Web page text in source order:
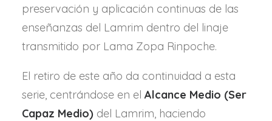
preservación y aplicación continuas de las
enseñanzas del Lamrim dentro del linaje
transmitido por Lama Zopa Rinpoche.
El retiro de este año da continuidad a esta
serie, centrándose en el Alcance Medio (Ser
Capaz Medio) del Lamrim, haciendo